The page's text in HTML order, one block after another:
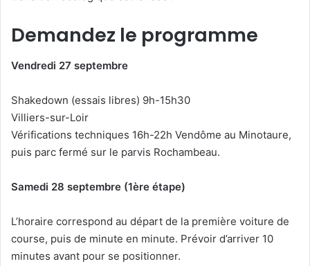
Demandez le programme
Vendredi 27 septembre
Shakedown (essais libres) 9h-15h30
Villiers-sur-Loir
Vérifications techniques 16h-22h Vendôme au Minotaure,
puis parc fermé sur le parvis Rochambeau.
Samedi 28 septembre (1ère étape)
L’horaire correspond au départ de la première voiture de
course, puis de minute en minute. Prévoir d’arriver 10
minutes avant pour se positionner.